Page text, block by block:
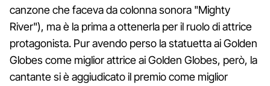
canzone che faceva da colonna sonora "Mighty
River"), ma è la prima a ottenerla per il ruolo di attrice
protagonista. Pur avendo perso la statuetta ai Golden
Globes come miglior attrice ai Golden Globes, però, la
cantante si è aggiudicato il premio come miglior